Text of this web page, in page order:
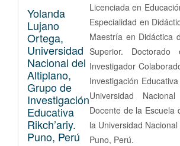
Yolanda
Lujano
Ortega,
Universidad
Nacional del
Altiplano,
Grupo de
Investigación
Educativa
Rikch’ariy.
Puno, Perú
Licenciada en
Especialidad en
Maestría en Didáctica
Superior. Doctorado
Investigador
Investigación Educativa
Universidad
Docente de la Escuela
la Universidad
Puno, Perú.